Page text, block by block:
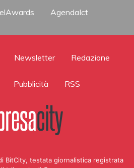
AgendaIct
Newsletter Redazione
Pubblicità RSS
BitCity, testata giornalistica registrata